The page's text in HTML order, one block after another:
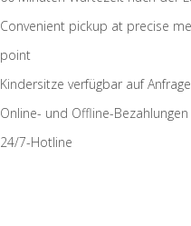
Convenient pickup at precise
point
Kindersitze verfügbar auf Anfrage
Online- und Offline-Bezahlungen
24/7-Hotline